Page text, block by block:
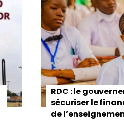
RDC : le
sécuriser le
de